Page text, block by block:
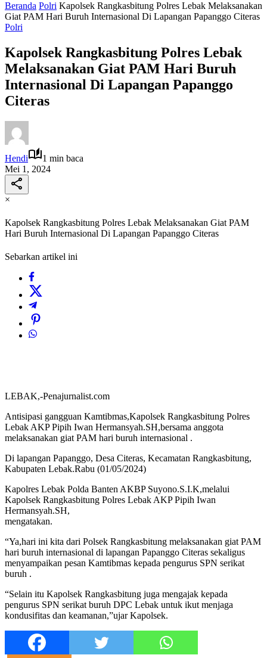
Beranda Polri Kapolsek Rangkasbitung Polres Lebak Melaksanakan
Giat PAM Hari Buruh Internasional Di Lapangan Papanggo Citeras
Polri
Kapolsek Rangkasbitung Polres Lebak
Melaksanakan Giat PAM Hari Buruh
Internasional Di Lapangan Papanggo
Citeras
Hendi
1 min baca
Mei 1, 2024
×
Kapolsek Rangkasbitung Polres Lebak Melaksanakan Giat PAM
Hari Buruh Internasional Di Lapangan Papanggo Citeras
Sebarkan artikel ini
LEBAK,-Penajurnalist.com
Antisipasi gangguan Kamtibmas,Kapolsek Rangkasbitung Polres
Lebak AKP Pipih Iwan Hermansyah.SH,bersama anggota
melaksanakan giat PAM hari buruh internasional .
Di lapangan Papanggo, Desa Citeras, Kecamatan Rangkasbitung,
Kabupaten Lebak.Rabu (01/05/2024)
Kapolres Lebak Polda Banten AKBP Suyono.S.I.K,melalui
Kapolsek Rangkasbitung Polres Lebak AKP Pipih Iwan
Hermansyah.SH,
mengatakan.
“Ya,hari ini kita dari Polsek Rangkasbitung melaksanakan giat PAM
hari buruh internasional di lapangan Papanggo Citeras sekaligus
menyampaikan pesan Kamtibmas kepada pengurus SPN serikat
buruh .
“Selain itu Kapolsek Rangkasbitung juga mengajak kepada
pengurus SPN serikat buruh DPC Lebak untuk ikut menjaga
kondusifitas dan keamanan,”ujar Kapolsek.